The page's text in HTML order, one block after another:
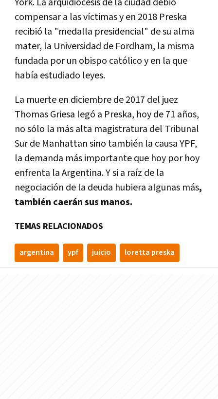
York. La arquidiócesis de la ciudad debió
compensar a las víctimas y en 2018 Preska
recibió la "medalla presidencial" de su alma
mater, la Universidad de Fordham, la misma
fundada por un obispo católico y en la que
había estudiado leyes.
La muerte en diciembre de 2017 del juez
Thomas Griesa legó a Preska, hoy de 71 años,
no sólo la más alta magistratura del Tribunal
Sur de Manhattan sino también la causa YPF,
la demanda más importante que hoy por hoy
enfrenta la Argentina. Y si a raíz de la
negociación de la deuda hubiera algunas más,
también caerán sus manos.
TEMAS RELACIONADOS
argentina ypf juicio loretta preska